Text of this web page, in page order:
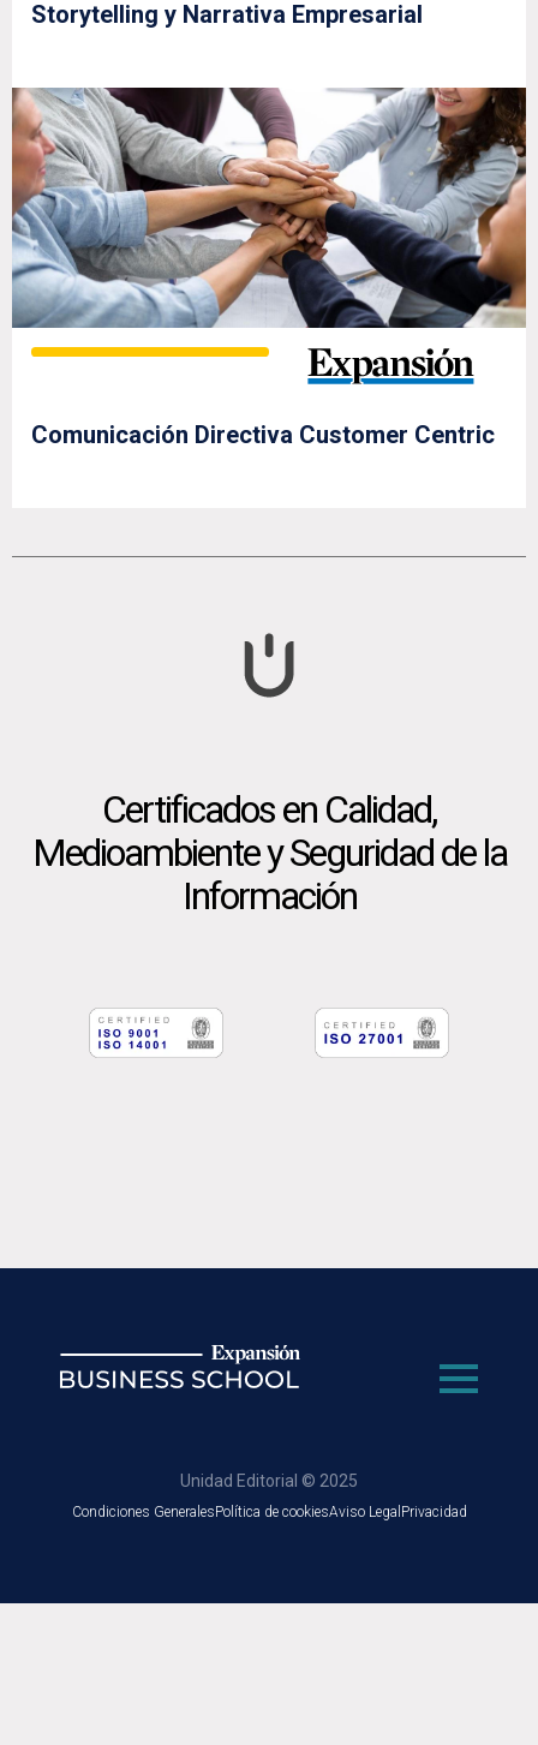
Storytelling y Narrativa Empresarial
Comunicación Directiva Customer Centric
Certificados en Calidad,
Medioambiente y Seguridad de la
Información
Unidad Editorial © 2025
Condiciones GeneralesPolítica de cookiesAviso Legal Privacidad